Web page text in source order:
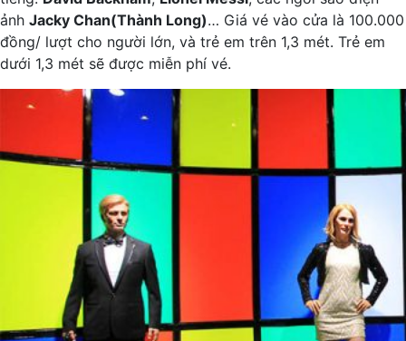
ảnh Jacky Chan(Thành Long)… Giá vé vào cửa là 100.000
đồng/ lượt cho người lớn, và trẻ em trên 1,3 mét. Trẻ em
dưới 1,3 mét sẽ được miễn phí vé.